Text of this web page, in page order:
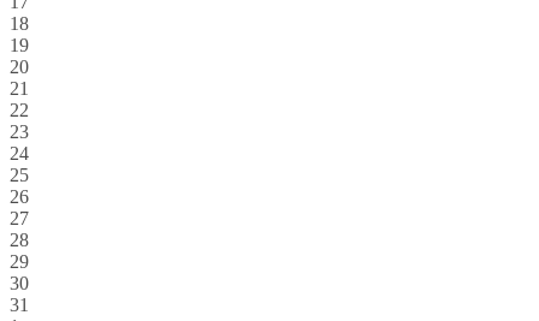
18
19
20
21
22
23
24
25
26
27
28
29
30
31